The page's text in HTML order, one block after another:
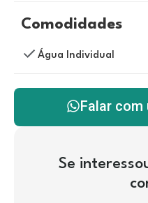
Comodidades
Água Individual
Falar
Se